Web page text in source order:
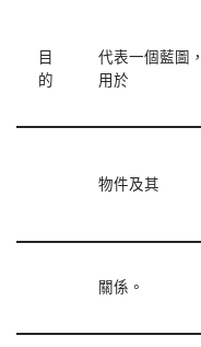
目
的
代表一個藍圖，
用於
物件及其
關係。